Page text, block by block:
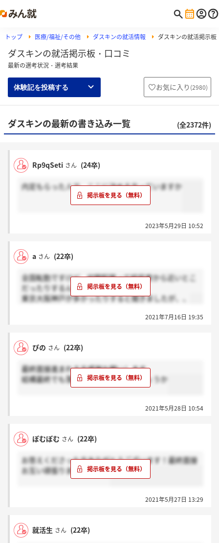
トップ 医療/福祉/その他 ダスキンの就活情報 ダスキンの就活掲示板
ダスキンの就活掲示板・口コミ
最新の選考状況・選考結果
体験記を投稿する お気に入り (2980)
ダスキンの最新の書き込み一覧 (全2372件)
Rp9qSeti さん (24卒)
内定もらった人で、ここに決める方っていますか
2023年5月29日 10:52
a さん (22卒)
全国転勤ですけど、初期配属って結局家から近いとこ
だったりするんですか？
東京大阪神戸が多かったりすると聞きましたが、、
2021年7月16日 19:35
ぴの さん (22卒)
最終面接進まれる方感謝お願いします。
結構最終でも落とされる感じなんでしょうか
2021年5月28日 10:54
ぽむぽむ さん (22卒)
お答えくださった方ありがとうございます！最終面接
お互い頑張りましょうね^^
2021年5月27日 13:29
就活生 さん (22卒)